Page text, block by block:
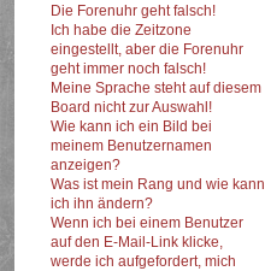
Die Forenuhr geht falsch!
Ich habe die Zeitzone
eingestellt, aber die Forenuhr
geht immer noch falsch!
Meine Sprache steht auf diesem
Board nicht zur Auswahl!
Wie kann ich ein Bild bei
meinem Benutzernamen
anzeigen?
Was ist mein Rang und wie kann
ich ihn ändern?
Wenn ich bei einem Benutzer
auf den E-Mail-Link klicke,
werde ich aufgefordert, mich